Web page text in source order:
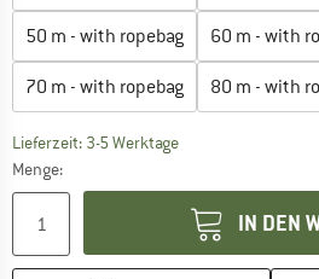
50 m - with ropebag 60 m - with
70 m - with ropebag 80 m - with
Lieferzeit: 3-5 WerktageDer Link öffnet
Menge:
IN DEN